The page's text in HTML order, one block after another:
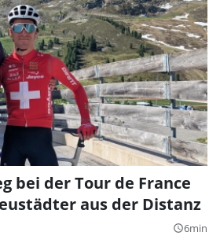
bei der Tour de France
aus der Distanz
query_builder6min